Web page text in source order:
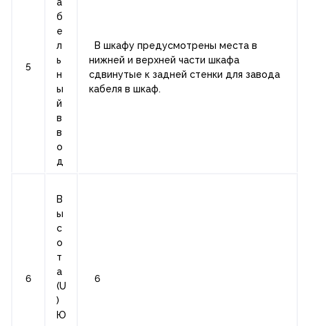
5
а
б
е
л
ь
н
ы
й
в
в
о
д
В шкафу предусмотрены места в
нижней и верхней части шкафа
сдвинутые к задней стенки для завода
кабеля в шкаф.
6
В
ы
с
о
т
а
(U
)
Ю
6